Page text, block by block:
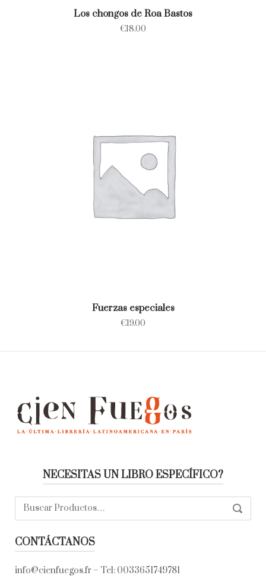
Los chongos de Roa Bastos
€18.00
Fuerzas especiales
€19.00
NECESITAS UN LIBRO ESPECÍFICO?
Buscar:
CONTÁCTANOS
info@cienfuegos.fr – Tel: 0033651749781